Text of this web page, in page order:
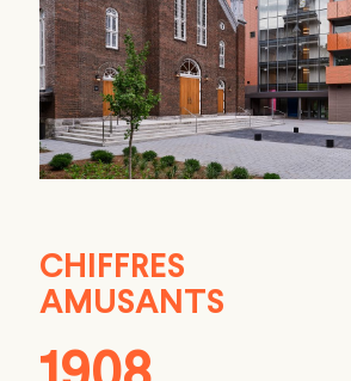
CHIFFRES
AMUSANTS